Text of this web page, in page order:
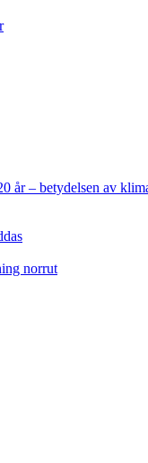
år– betydelsen av
norrut